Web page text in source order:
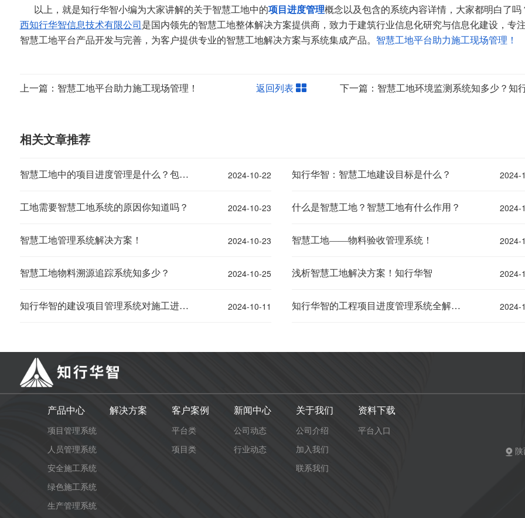
以上，就是知行华智小编为大家讲解的关于智慧工地中的项目进度管理概念以及包含的系统内容详情，大家都明白了
西知行华智信息技术有限公司 是国内领先的智慧工地整体解决方案提供商，致力于建筑行业信息化研究与信息化建设，专
智慧工地平台产品开发与完善，为客户提供专业的智慧工地解决方案与系统集成产品。 智慧工地平台助力施工现场管理！
上一篇：智慧工地平台助力施工现场管理！ 返回列表
相关文章推荐
智慧工地中的项目进度管理是什么？包含哪些系统？ 2024-10-22 知行华智：智慧工地建设目标是什么？ 2024-
工地需要智慧工地系统的原因你知道吗？ 2024-10-23 什么是智慧工地？智慧工地有什么作用？ 2024-
智慧工地管理系统解决方案！ 2024-10-23 智慧工地——物料验收管理系统！ 2024-
智慧工地物料溯源追踪系统知多少？ 2024-10-25 浅析智慧工地解决方案！知行华智 2024-
知行华智的建设项目管理系统对施工进度的影响有哪些？ 2024-10-11 知行华智的工程项目进度管理系统全解析！ 2024-
产品中心
项目管理系统
人员管理系统
安全施工系统
绿色施工系统
生产管理系统
解决方案 客户案例
平台类
项目类
新闻中心
公司动态
行业动态
关于我们
公司介绍
加入我们
联系我们
资料下载
平台入口